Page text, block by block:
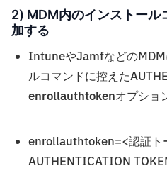
2) MDM内のインストール
加する
IntuneやJamfなどのMDM
ルコマンドに控えた
enrollauthtokenオプショ
enrollauthtoken=<認証ト
AUTHENTICATION